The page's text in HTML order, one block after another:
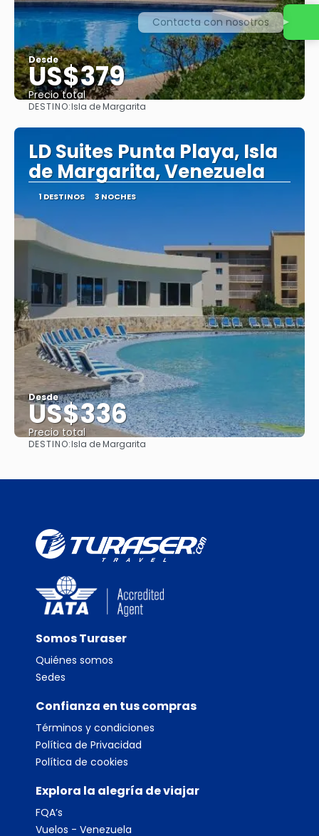
Desde
US$379
Precio total
DESTINO:Isla de Margarita
LD Suites Punta Playa, Isla
de Margarita, Venezuela
1 DESTINOS 3 NOCHES
Desde
US$336
Precio total
DESTINO:Isla de Margarita
Somos Turaser
Quiénes somos
Sedes
Confianza en tus compras
Términos y condiciones
Política de Privacidad
Política de cookies
Explora la alegría de viajar
FQA’s
Vuelos - Venezuela
Contacta con nosotros